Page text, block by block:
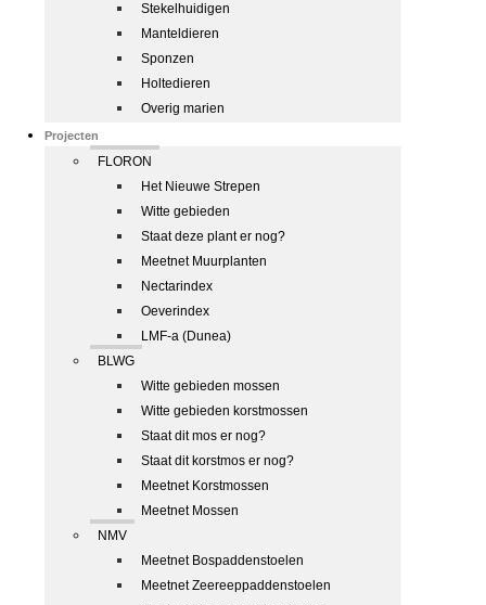
Stekelhuidigen
Manteldieren
Sponzen
Holtedieren
Overig marien
Projecten
FLORON
Het Nieuwe Strepen
Witte gebieden
Staat deze plant er nog?
Meetnet Muurplanten
Nectarindex
Oeverindex
LMF-a (Dunea)
BLWG
Witte gebieden mossen
Witte gebieden korstmossen
Staat dit mos er nog?
Staat dit korstmos er nog?
Meetnet Korstmossen
Meetnet Mossen
NMV
Meetnet Bospaddenstoelen
Meetnet Zeereeppaddenstoelen